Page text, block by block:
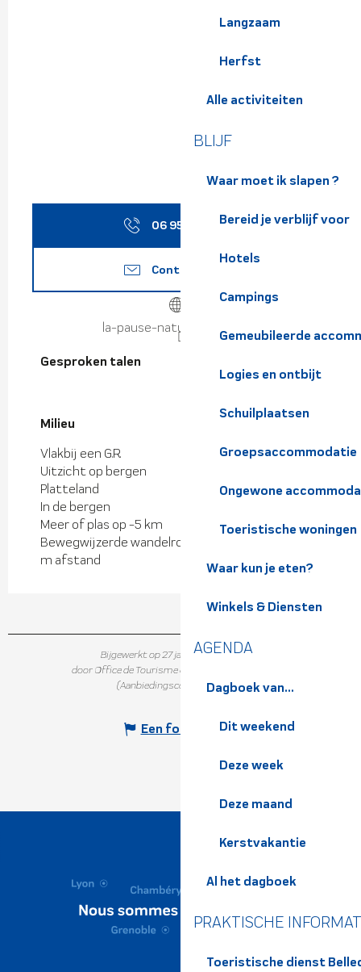
Langzaam
Herfst
Alle activiteiten
BLIJF
Waar moet ik slapen ?
Bereid je verblijf voor
Hotels
Campings
Gemeubileerde
Logies en ontbijt
Schuilplaatsen
Groepsaccommodatie
Ongewone
Toeristische woningen
Waar kun je eten?
Winkels & Diensten
AGENDA
Dagboek van...
Dit weekend
Deze week
Deze maand
Kerstvakantie
Al het dagboek
PRAKTISCHE
Toeristische dienst
06 95 85 84▒▒
Contacteer ons
la-pause-nature.eatbu.com
Gesproken talen
Gesproken talen
Milieu
Milieu
Vlakbij een G.R.
Uitzicht op bergen
Platteland
In de bergen
Meer of plas op -5 km
Bewegwijzerde wandelroute op minder dan 500
m afstand
Bijgewerkt op 27 januari 2026 in 14:41
door Office de Tourisme de Belledonne Chartreuse
(Aanbiedingscode :
5820223)
Een fout melden